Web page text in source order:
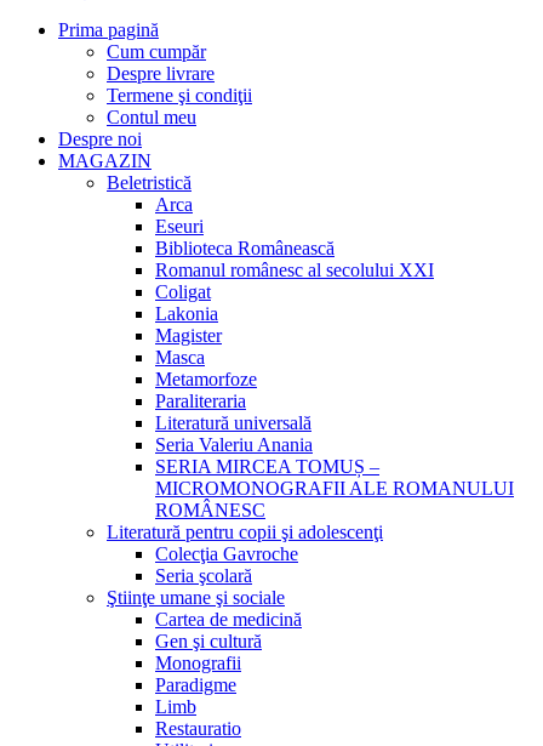
Prima pagină
Cum cumpăr
Despre livrare
Termene şi condiţii
Contul meu
Despre noi
MAGAZIN
Beletristică
Arca
Eseuri
Biblioteca Românească
Romanul românesc al secolului XXI
Coligat
Lakonia
Magister
Masca
Metamorfoze
Paraliteraria
Literatură universală
Seria Valeriu Anania
SERIA MIRCEA TOMUȘ –
MICROMONOGRAFII ALE ROMANULUI
ROMÂNESC
Literatură pentru copii şi adolescenţi
Colecţia Gavroche
Seria şcolară
Ştiinţe umane şi sociale
Cartea de medicină
Gen şi cultură
Monografii
Paradigme
Limb
Restauratio